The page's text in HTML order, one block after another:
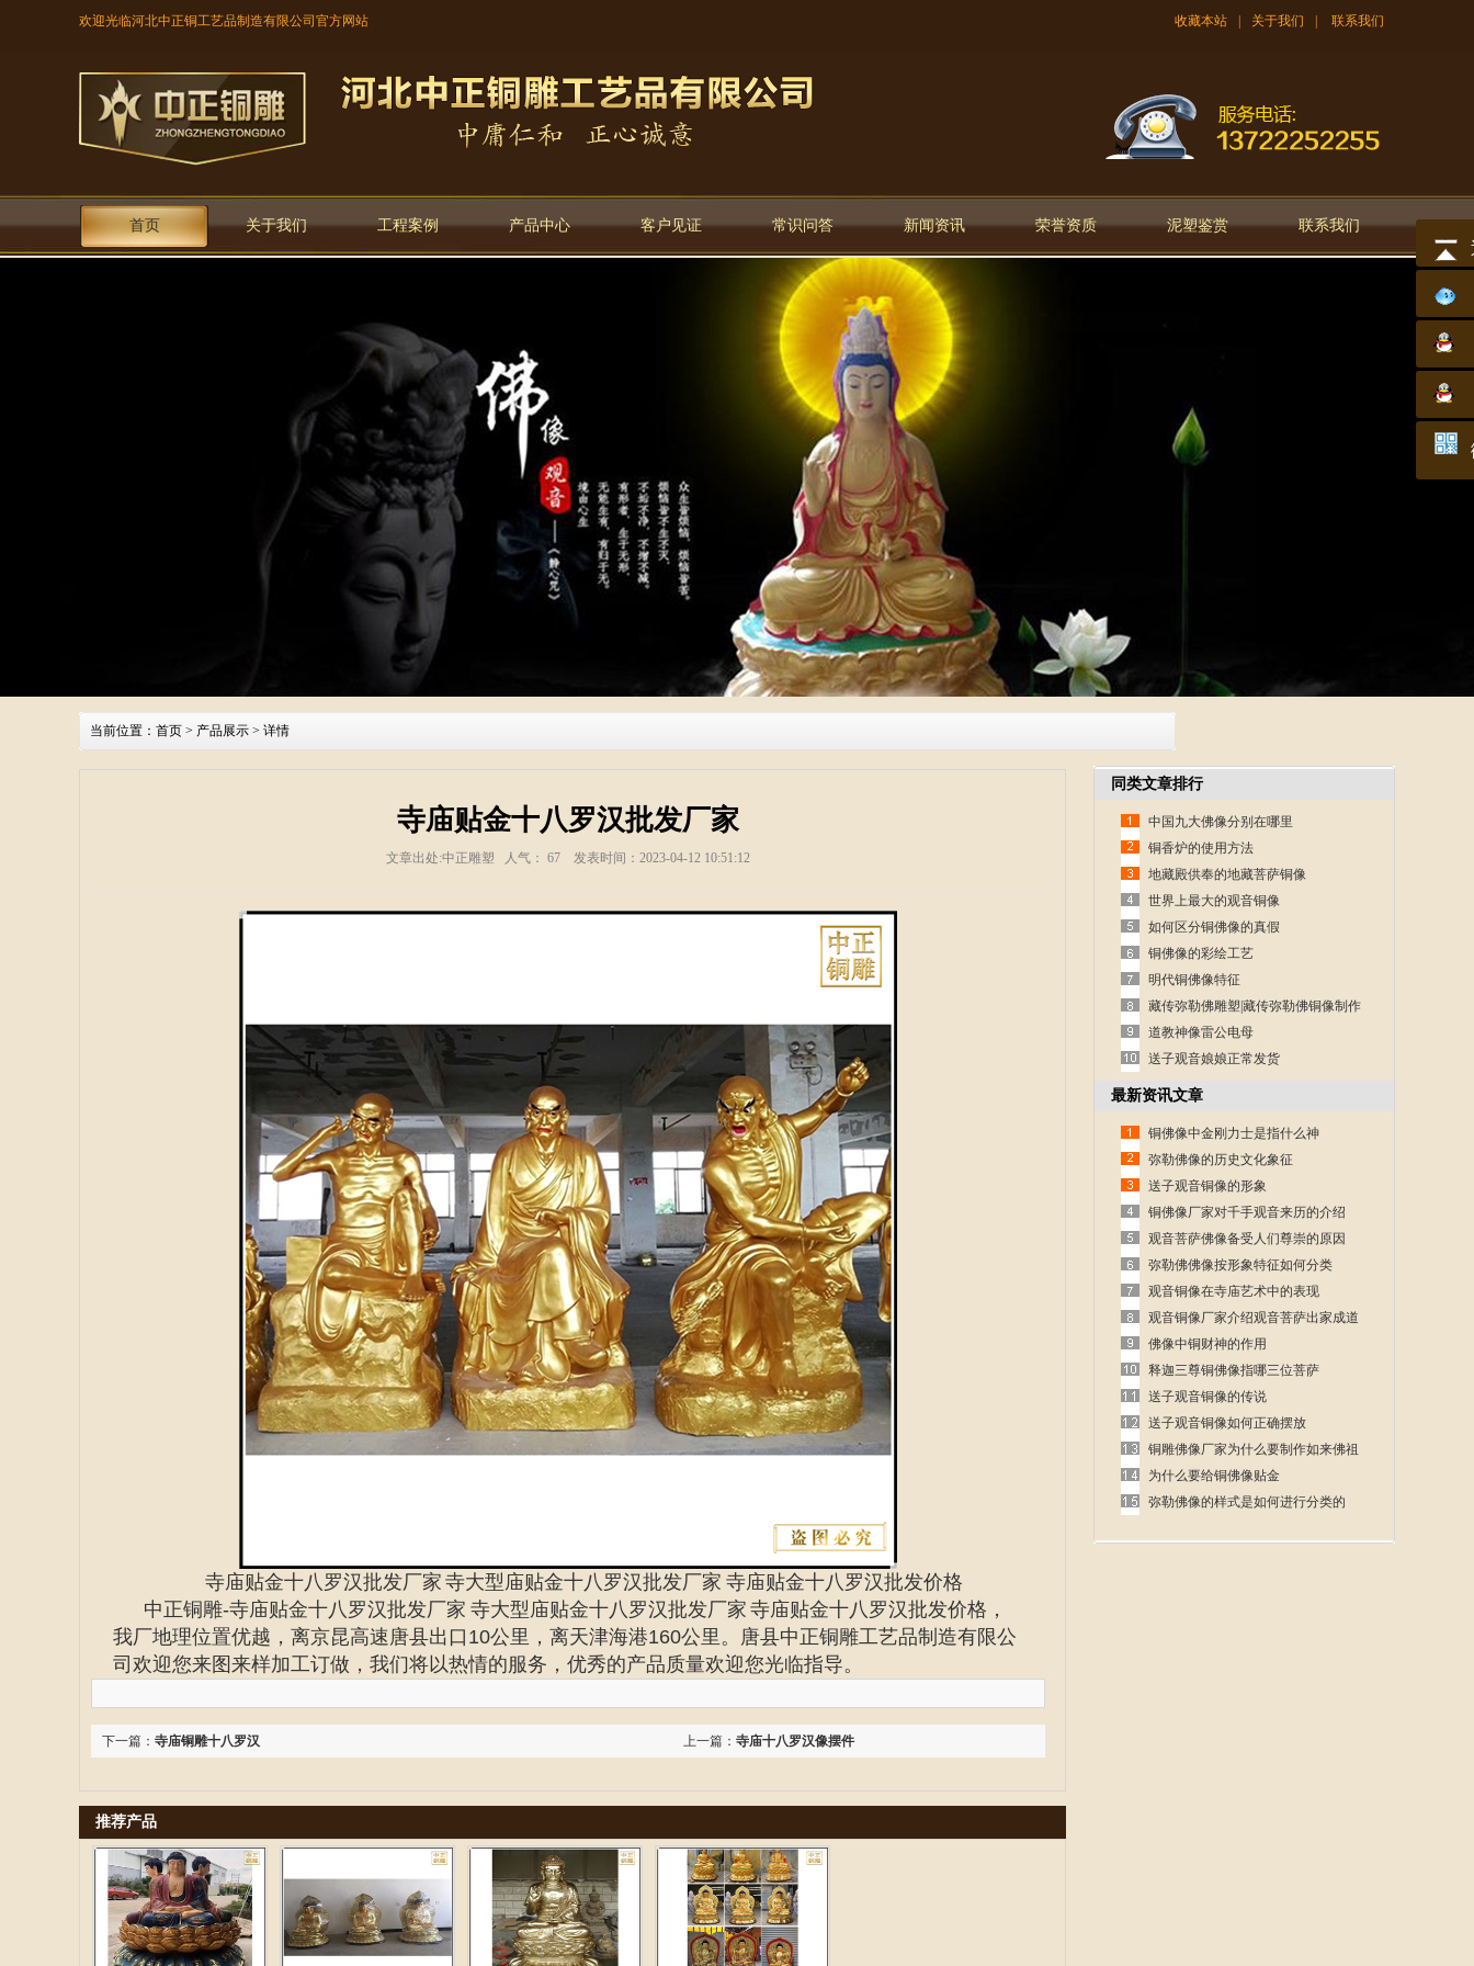
欢迎光临河北中正铜工艺品制造有限公司官方网站 收藏本站 关于我们 联系我们
首页 关于我们 工程案例 产品中心 客户见证 常识问答 新闻资讯 荣誉资质 泥塑鉴赏 联系我们
当前位置： 首页 > 产品展示 > 详情
寺庙贴金十八罗汉批发厂家
文章出处:中正雕塑 人气： 67 发表时间：2023-04-12 10:51:12
寺庙贴金十八罗汉批发厂家 寺大型庙贴金十八罗汉批发厂家 寺庙贴金十八罗汉批发价格
中正铜雕-寺庙贴金十八罗汉批发厂家 寺大型庙贴金十八罗汉批发厂家 寺庙贴金十八罗汉批发价格 ，
我厂地理位置优越，离京昆高速唐县出口10公里，离天津海港160公里。唐县中正铜雕工艺品制造有限公
司欢迎您来图来样加工订做，我们将以热情的服务，优秀的产品质量欢迎您光临指导。
上一篇： 寺庙十八罗汉像摆件
下一篇： 寺庙铜雕十八罗汉
推荐产品
同类文章排行
中国九大佛像分别在哪里
铜香炉的使用方法
地藏殿供奉的地藏菩萨铜像
世界上最大的观音铜像
如何区分铜佛像的真假
铜佛像的彩绘工艺
明代铜佛像特征
藏传弥勒佛雕塑|藏传弥勒佛铜像制作
道教神像雷公电母
送子观音娘娘正常发货
最新资讯文章
铜佛像中金刚力士是指什么神
弥勒佛像的历史文化象征
送子观音铜像的形象
铜佛像厂家对千手观音来历的介绍
观音菩萨佛像备受人们尊崇的原因
弥勒佛佛像按形象特征如何分类
观音铜像在寺庙艺术中的表现
观音铜像厂家介绍观音菩萨出家成道
的故事
佛像中铜财神的作用
释迦三尊铜佛像指哪三位菩萨
送子观音铜像的传说
送子观音铜像如何正确摆放
铜雕佛像厂家为什么要制作如来佛祖
呢
为什么要给铜佛像贴金
弥勒佛像的样式是如何进行分类的